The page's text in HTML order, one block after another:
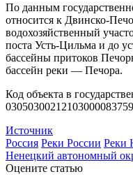
По данным
относится к Двинско-
водохозяйственный
поста Усть-Цильма и до
бассейны притоков
бассейн реки — Печора.
Код объекта в
Источник
Россия Реки России Реки
Ненецкий автономный
Оцените статью